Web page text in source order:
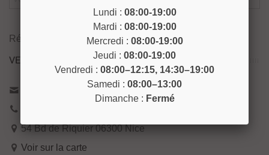
Prévenez-Moi Lorsque Le Produit Est Disponible
Référence: COLLIER8
VENEZ NOUS RENCONTRER !
Contactez-nous
54 Bd de Riquier 06300 Nice
Voir sur la carte
Lundi : 08:00-19:00
Mardi : 08:00-19:00
Mercredi : 08:00-19:00
Jeudi : 08:00-19:00
Vendredi : 08:00–12:15, 14:30–19:00
Samedi : 08:00–13:00
Dimanche : Fermé